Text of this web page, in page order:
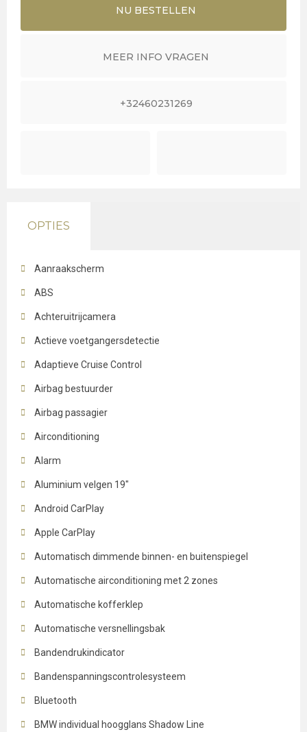
NU BESTELLEN
MEER INFO VRAGEN
+32460231269
OPTIES
Aanraakscherm
ABS
Achteruitrijcamera
Actieve voetgangersdetectie
Adaptieve Cruise Control
Airbag bestuurder
Airbag passagier
Airconditioning
Alarm
Aluminium velgen 19"
Android CarPlay
Apple CarPlay
Automatisch dimmende binnen- en buitenspiegel
Automatische airconditioning met 2 zones
Automatische kofferklep
Automatische versnellingsbak
Bandendrukindicator
Bandenspanningscontrolesysteem
Bluetooth
BMW individual hoogglans Shadow Line